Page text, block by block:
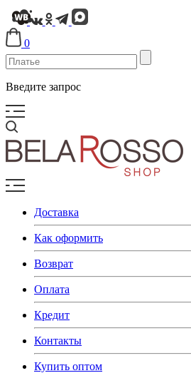
0
Введите запрос
Доставка
Как оформить
Возврат
Оплата
Кредит
Контакты
Купить оптом